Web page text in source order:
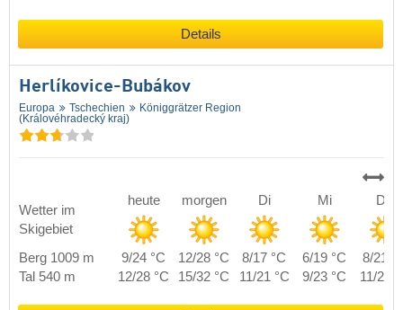
Details
Herlíkovice-Bubákov
Europa Tschechien
Königgrätzer Region
(Královéhradecký kraj)
Wetter im
Skigebiet
heute morgen Di Mi Do
Berg 1009 m 9/24 °C 12/28 °C 8/17 °C 6/19 °C
8/21
Tal 540 m
12/28 °C 15/32 °C 11/21 °C 9/23 °C 11/25